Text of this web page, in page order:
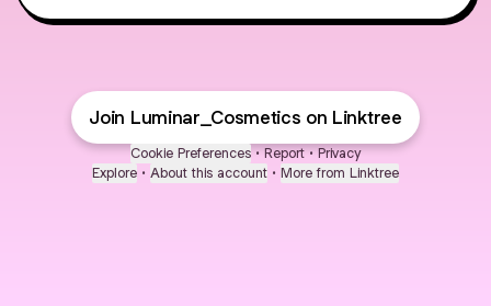
Join Luminar_Cosmetics on Linktree
Cookie Preferences • Report • Privacy
Explore • About this account • More from Linktree